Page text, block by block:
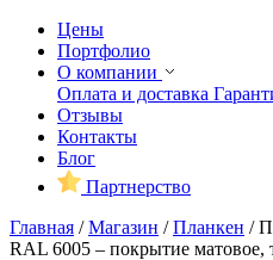
Цены
Портфолио
О компании
Оплата и доставка
Отзывы
Контакты
Блог
Партнерство
Главная /Магазин /Планкен /
RAL 6005 – покрытие